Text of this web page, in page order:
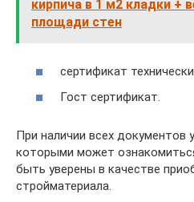
кирпича в 1 м2 кладки +
площади стен
сертификат
Гост сертификат.
При наличии всех документов
которыми может
быть уверены в качестве
стройматериала.